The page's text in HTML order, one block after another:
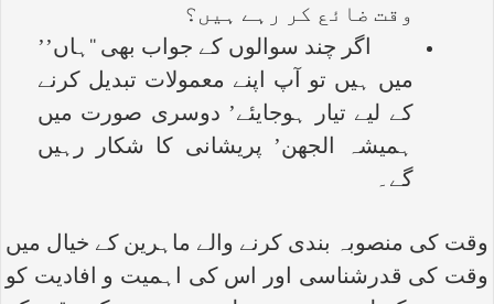
وقت ضائع کر رہے ہیں؟
اگر چند سوالوں کے جواب بھی ‘‘ہاں’’
میں ہیں تو آپ اپنے معمولات تبدیل کرنے
کے لیے تیار ہوجایئے’ دوسری صورت میں
ہمیشہ الجھن’ پریشانی کا شکار رہیں
گے۔
وقت کی منصوبہ بندی کرنے والے ماہرین کے خیال میں
وقت کی قدرشناسی اور اس کی اہمیت و افادیت کو